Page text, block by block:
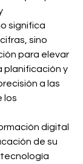
significa
sino
para elevar
planificación y
a las
los
digital
de su
tecnología